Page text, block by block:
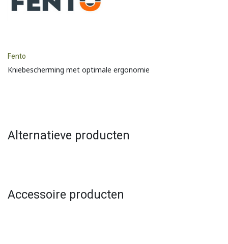
Fento
Kniebescherming met optimale ergonomie
Alternatieve producten
Accessoire producten